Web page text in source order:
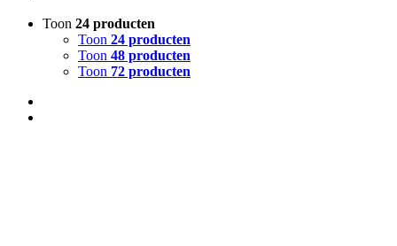
Toon 24 producten
Toon 24 producten
Toon 48 producten
Toon 72 producten